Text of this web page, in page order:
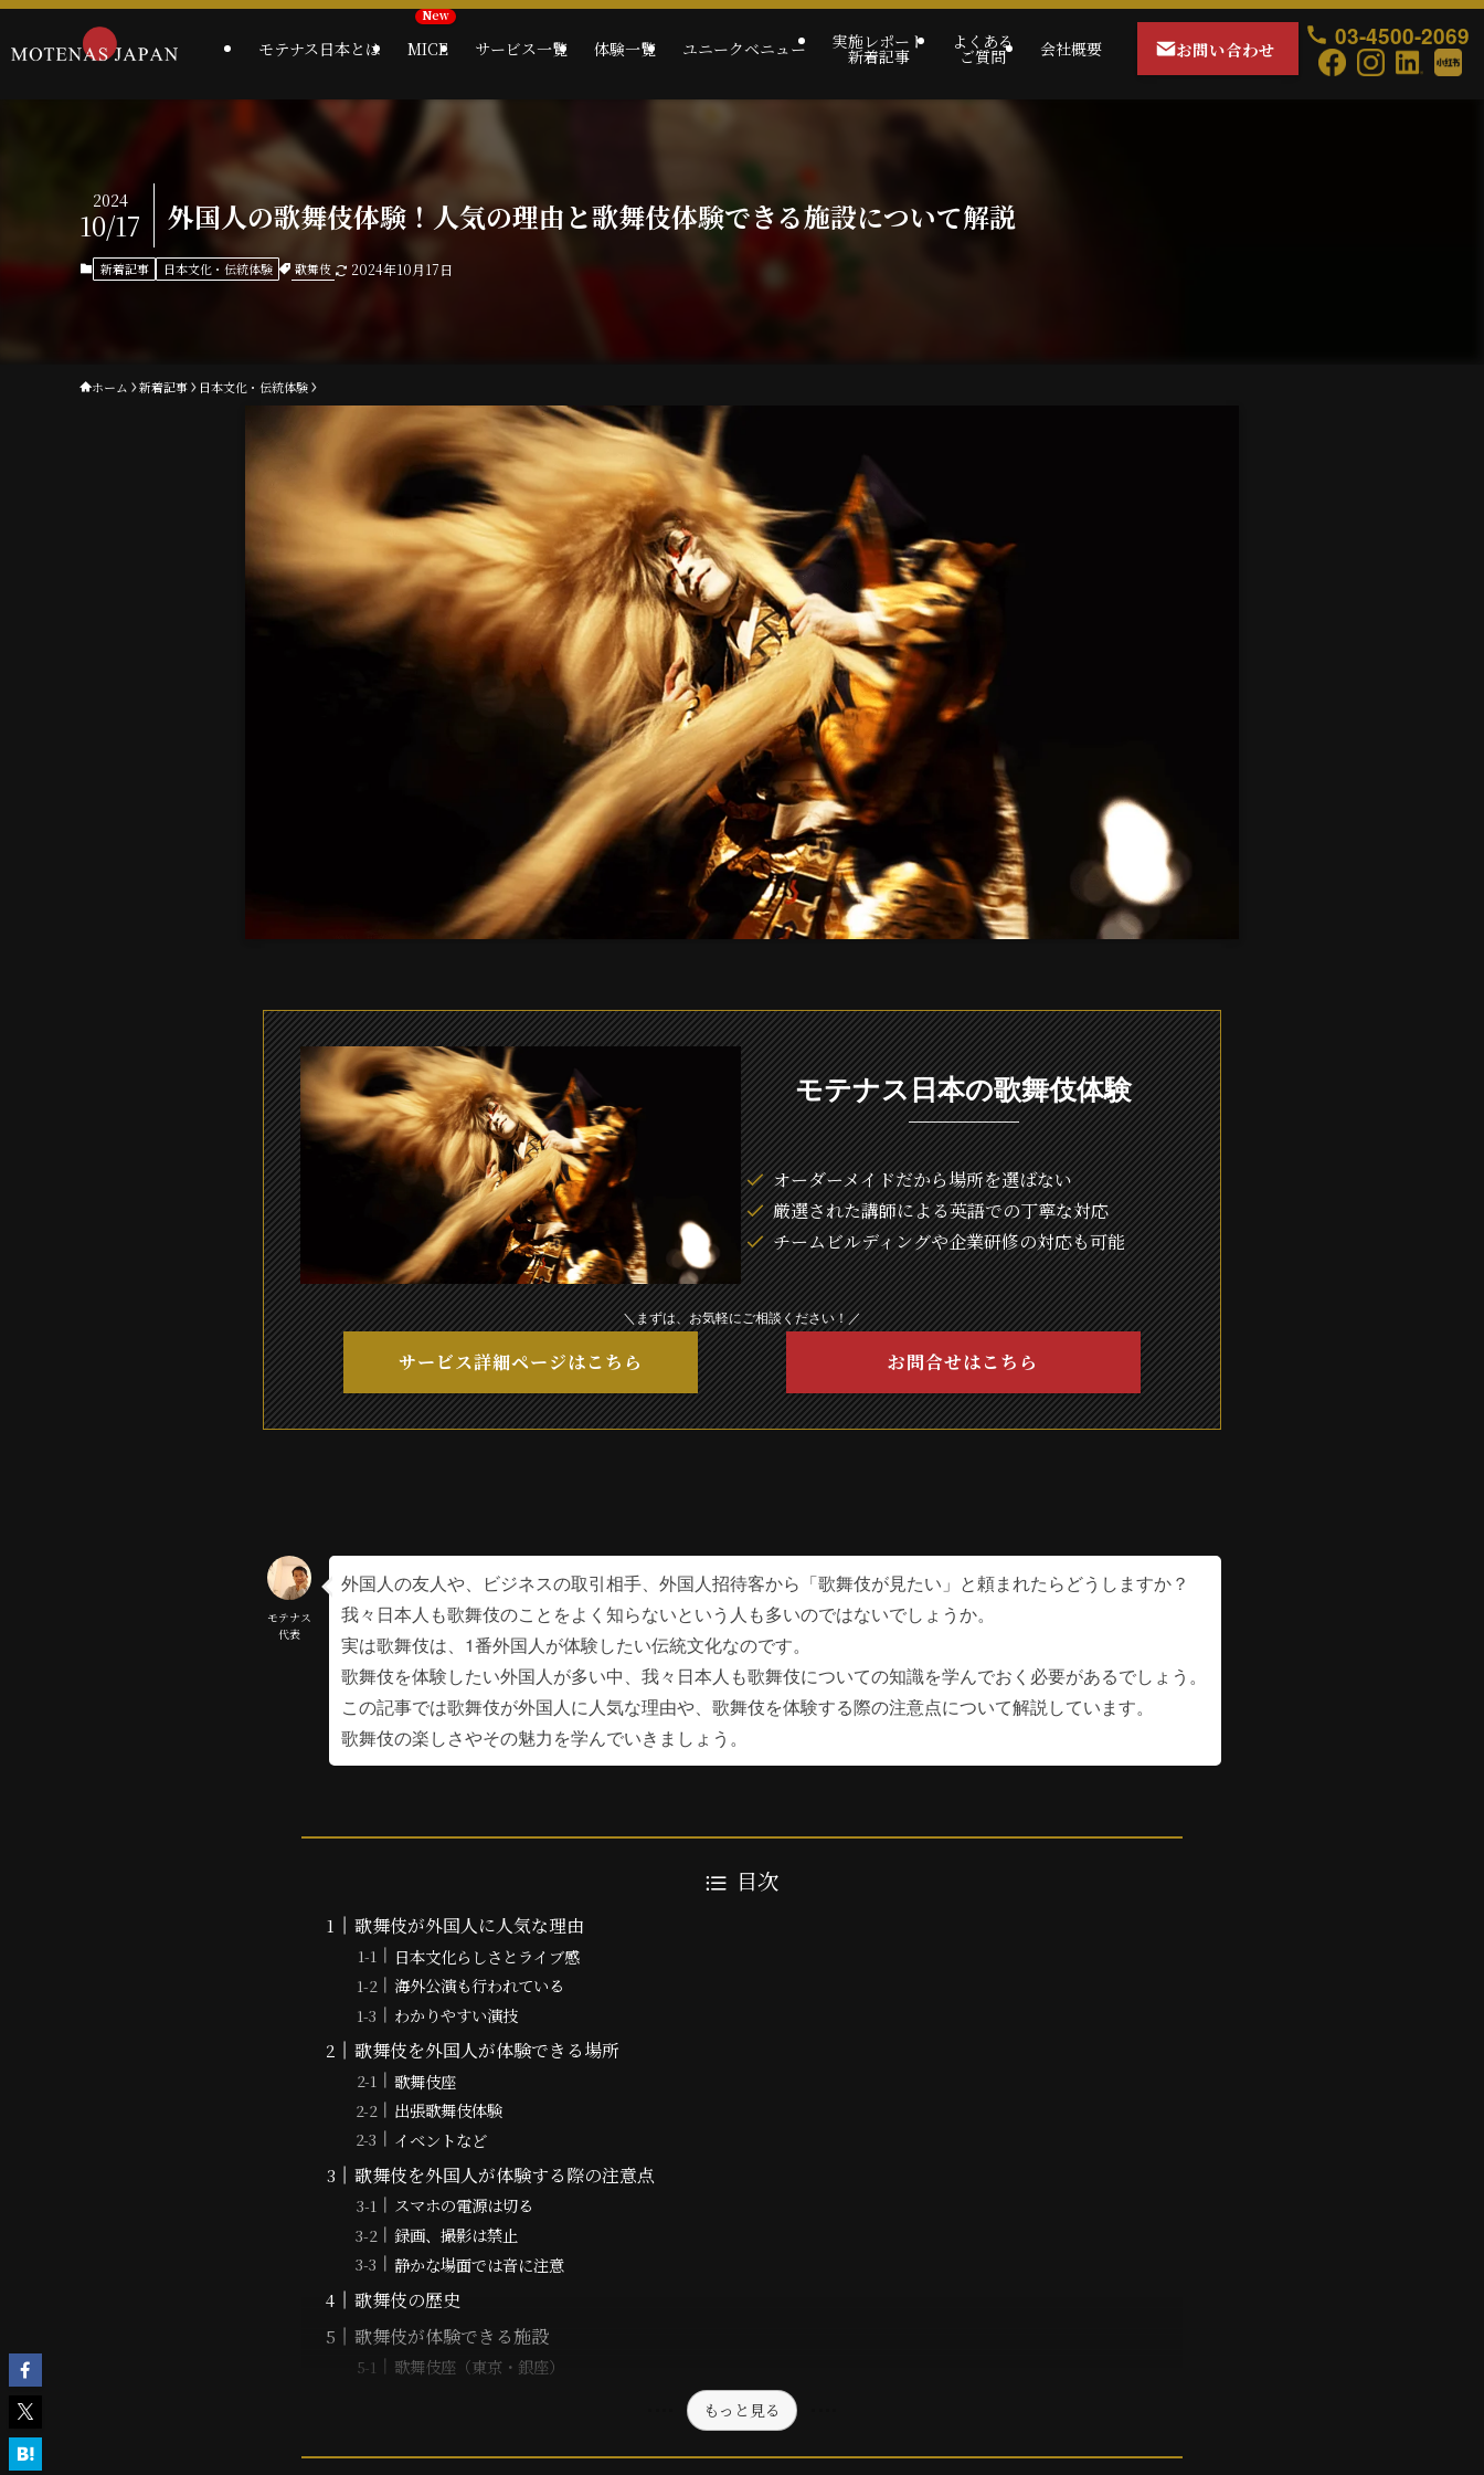
モテナス日本とは MICE サービス一覧 体験一覧 ユニークベニュー 実施レポート
新着記事
よくある
ご質問 会社概要 お問い合わせ 03-4500-2069
外国人の歌舞伎体験！人気の理由と歌舞伎体験できる施設について解説
2024
10/17
新着記事 日本文化・伝統体験 歌舞伎 2024年10月17日
ホーム 新着記事 日本文化・伝統体験
モテナス日本の歌舞伎体験
オーダーメイドだから場所を選ばない
厳選された講師による英語での丁寧な対応
チームビルディングや企業研修の対応も可能
＼まずは、お気軽にご相談ください！／
サービス詳細ページはこちら お問合せはこちら
モテナス
代表
外国人の友人や、ビジネスの取引相手、外国人招待客から「歌舞伎が見たい」と頼まれたらどうしますか？
我々日本人も歌舞伎のことをよく知らないという人も多いのではないでしょうか。
実は歌舞伎は、1番外国人が体験したい伝統文化なのです。
歌舞伎を体験したい外国人が多い中、我々日本人も歌舞伎についての知識を学んでおく必要があるでしょう。
この記事では歌舞伎が外国人に人気な理由や、歌舞伎を体験する際の注意点について解説しています。
歌舞伎の楽しさやその魅力を学んでいきましょう。
目次
歌舞伎が外国人に人気な理由
日本文化らしさとライブ感
海外公演も行われている
わかりやすい演技
歌舞伎を外国人が体験できる場所
歌舞伎座
出張歌舞伎体験
イベントなど
歌舞伎を外国人が体験する際の注意点
スマホの電源は切る
録画、撮影は禁止
静かな場面では音に注意
歌舞伎の歴史
歌舞伎が体験できる施設
歌舞伎座（東京・銀座）
もっと見る